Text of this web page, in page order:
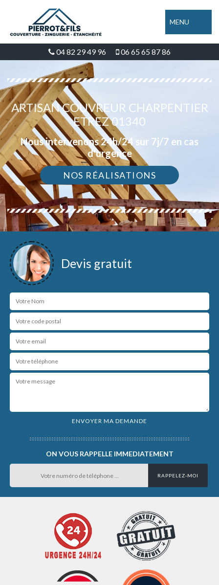
MENU
04 82 29 49 96 06 65 65 87 86
ARTISAN COUVREUR CHARPENTIER
ETREZ 01340
Nous intervenons 24h/24 sur 7j/7 en cas
d'urgence
NOS RÉALISATIONS
Devis gratuit
ON VOUS RAPPELLE IMMEDIATEMENT